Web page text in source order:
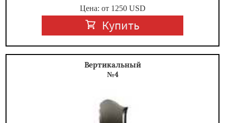
Цена: от 1250USD
Купить
Вертикальный
№4